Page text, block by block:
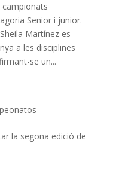
campionats
Senior i junior.
Martínez es
a les disciplines
se un...
la segona edició de